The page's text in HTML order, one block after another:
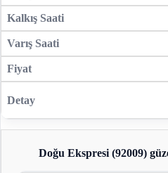
Doğu Ekspresi (92009)